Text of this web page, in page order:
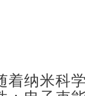
着纳米科